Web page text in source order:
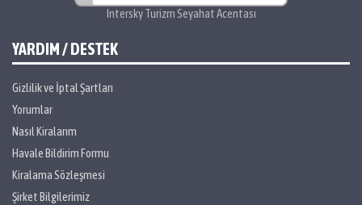
Intersky Turizm Seyahat Acentası
YARDIM / DESTEK
Gizlilik ve İptal Şartları
Yorumlar
Nasıl Kiralarım
Havale Bildirim Formu
Kiralama Sözleşmesi
Şirket Bilgilerimiz